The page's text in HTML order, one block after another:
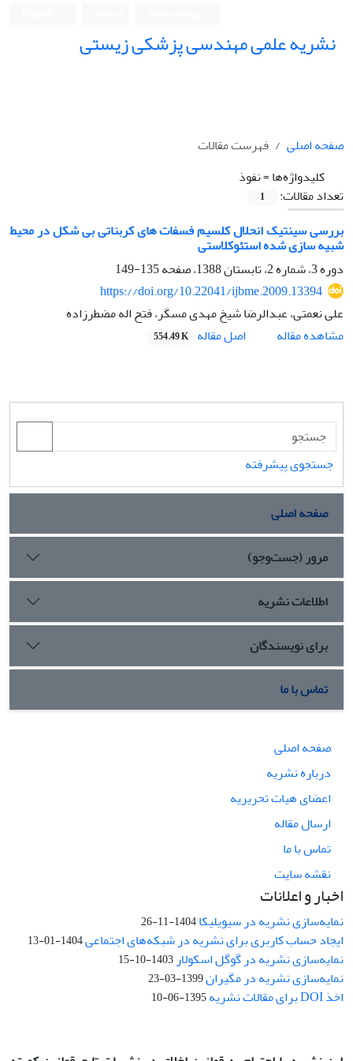
نشریه علمی مهندسی پزشکی زیستی
صفحه اصلی
فهرست مقالات
کلیدواژه‌ها =نفوذ
تعداد مقالات:
1
بررسی سینتیک انحلال کلسیم فسفات های کربناتی بی شکل در محیط
شبیه سازی شده استئوکلاستی
دوره 3، شماره 2، تابستان 1388، صفحه
135-149
https://doi.org/10.22041/ijbme.2009.13394
علی نعمتی، عبدالرضا شیخ مهدی مسگر، فتح اله مضطرزاده
مشاهده مقاله
اصل مقاله 554.49 K
جستجوی پیشرفته
صفحه اصلی
مرور (جست‌وجو)
اطلاعات نشریه
برای نویسندگان
تماس با ما
صفحه اصلی
درباره نشریه
اعضای هیات تحریریه
ارسال مقاله
تماس با ما
نقشه سایت
اخبار و اعلانات
نمایه‌سازی نشریه در سیویلیکا1404-11-26
ایجاد حساب کاربری برای نشریه در شبکه‌های اجتماعی1404-01-13
نمایه‌سازی نشریه در گوگل اسکولار1403-10-15
نمایه‌سازی نشریه در مگیران1399-03-23
اخذ DOI برای مقالات نشریه 1395-06-10